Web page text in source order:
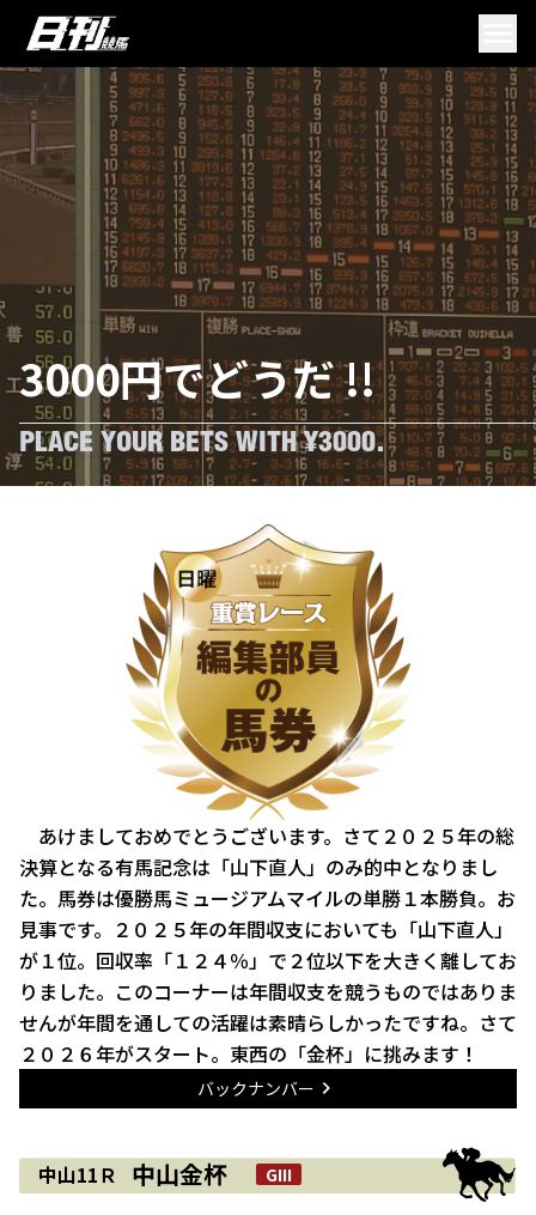
3000円でどうだ !!
PLACE YOUR BETS WITH ¥3000.
あけましておめでとうございます。さて２０２５年の総
決算となる有馬記念は「山下直人」のみ的中となりまし
た。馬券は優勝馬ミュージアムマイルの単勝１本勝負。お
見事です。２０２５年の年間収支においても「山下直人」
が１位。回収率「１２４％」で２位以下を大きく離してお
りました。このコーナーは年間収支を競うものではありま
せんが年間を通しての活躍は素晴らしかったですね。さて
２０２６年がスタート。東西の「金杯」に挑みます！
バックナンバー
中山11Ｒ 中山金杯 GIII